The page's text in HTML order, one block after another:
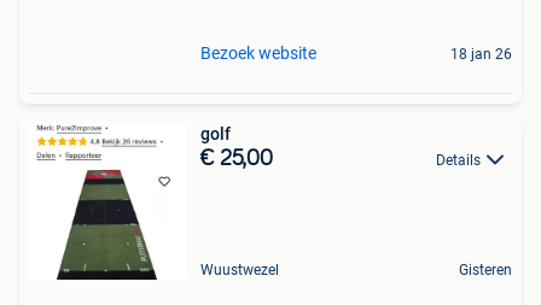
Bezoek website 18 jan 26
golf
€ 25,00 Details
Wuustwezel Gisteren